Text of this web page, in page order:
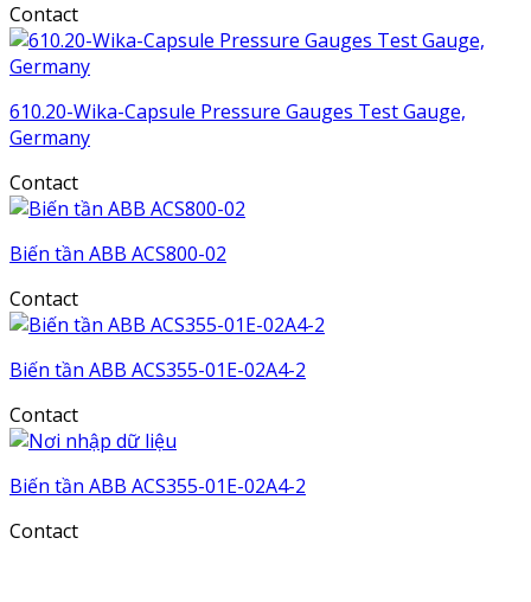
Contact
610.20-Wika-Capsule Pressure Gauges Test Gauge,
Germany
Contact
Biến tần ABB ACS800-02
Contact
Biến tần ABB ACS355-01E-02A4-2
Contact
Biến tần ABB ACS355-01E-02A4-2
Contact